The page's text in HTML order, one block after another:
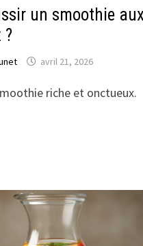
un smoothie
?
avril 21, 2026
riche et onctueux.